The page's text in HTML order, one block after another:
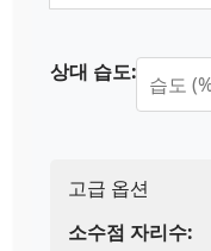
상대 습도:
고급 옵션
소수점 자리수: